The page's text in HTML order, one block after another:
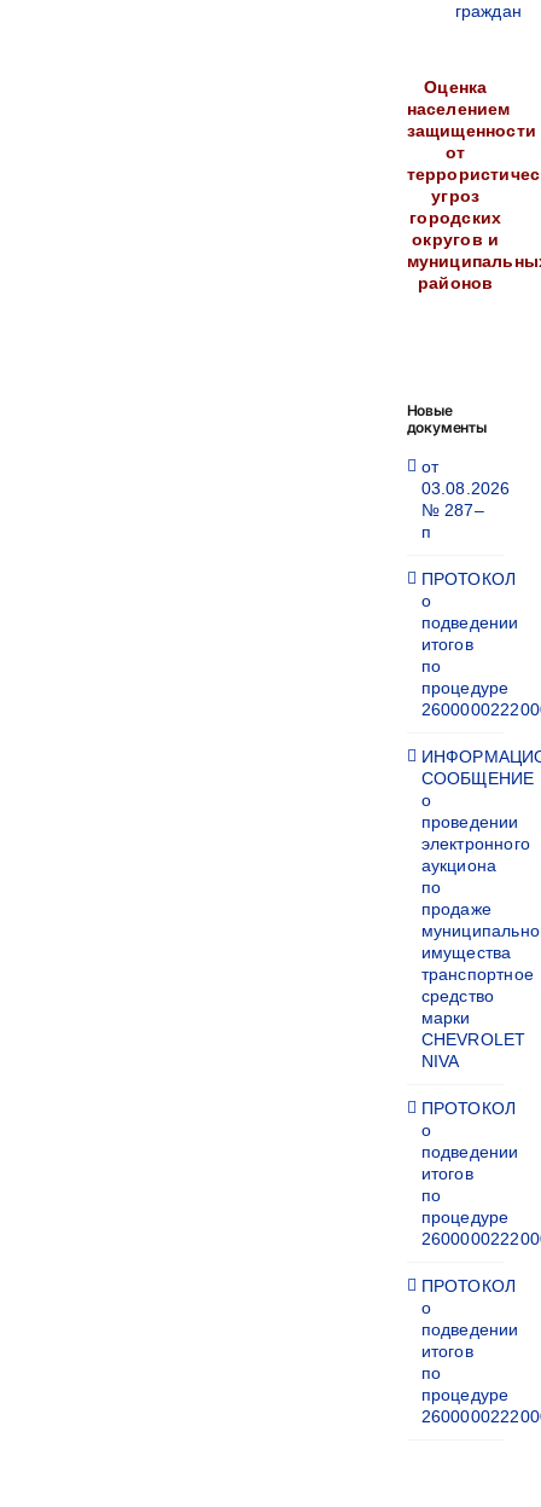
граждан
Оценка
населением
защищенности
от
угроз
городских
округов и
районов
Новые
документы
от
03.08.2026
№ 287–
п
ПРОТОКОЛ
о
подведении
итогов
по
процедуре
СООБЩЕНИЕ
о
проведении
электронного
аукциона
по
продаже
имущества
транспортное
средство
марки
CHEVROLET
NIVA
ПРОТОКОЛ
о
подведении
итогов
по
процедуре
ПРОТОКОЛ
о
подведении
итогов
по
процедуре